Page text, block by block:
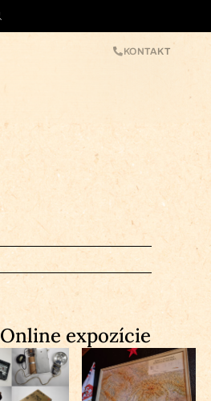
KONTAKT
Online expozície